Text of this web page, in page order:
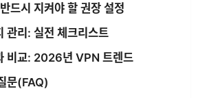
드시 지켜야 할 권장 설정
관리: 실전 체크리스트
비교: 2026년 VPN 트렌드
문(FAQ)